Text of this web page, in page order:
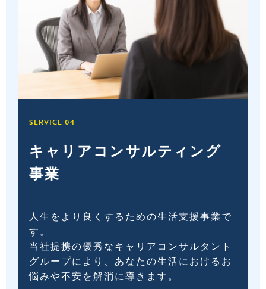
SERVICE 04
キャリアコンサルティング
事業
人生をより良くするための生活支援事業で
す。
当社提携の優秀なキャリアコンサルタント
グループにより、あなたの生活におけるお
悩みや不安を解消に導きます。